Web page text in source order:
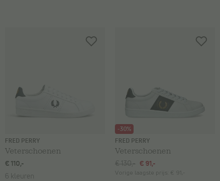
FRED PERRY
Veterschoenen
€ 110,-
6 kleuren
-30%
FRED PERRY
Veterschoenen
€ 130,- € 91,-
Vorige laagste prijs: € 91,-